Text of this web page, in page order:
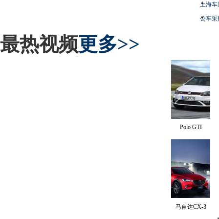
上海
公车采
最热视频更多>>
Polo GTI
马自达CX-3